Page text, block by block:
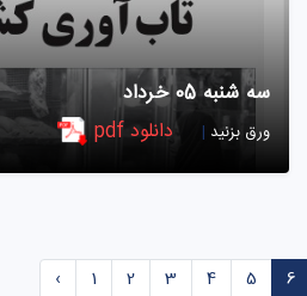
سه شنبه 05 خرداد
ورق بزنید | دانلود pdf
‹ 1 2 3 4 5 6